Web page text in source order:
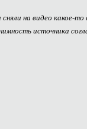
на видео
источника